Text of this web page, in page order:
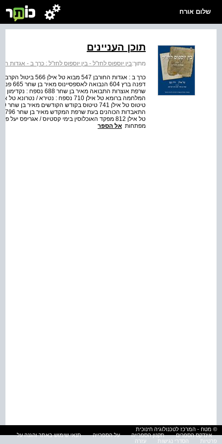
שלום אורח
תוכן העניינים
מתוך:בין יוספוס לחז"ל - בין יוספוס לחז"ל : כרך ב - אגדות
מפתחות אל הספר
© מטח - המרכז לטכנולוגיה חינוכית
אינדקס הספרים
תקנון הספרייה על הספרייה
תנאי שימוש באתר והגנה על
פרטיות
הסדרי נגישות עזרה